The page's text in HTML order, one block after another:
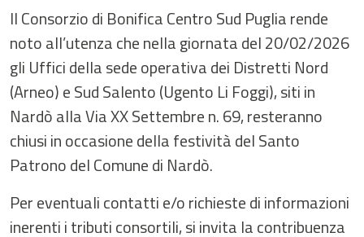
Il Consorzio di Bonifica Centro Sud Puglia rende
noto all’utenza che nella giornata del 20/02/2026
gli Uffici della sede operativa dei Distretti Nord
(Arneo) e Sud Salento (Ugento Li Foggi), siti in
Nardò alla Via XX Settembre n. 69, resteranno
chiusi in occasione della festività del Santo
Patrono del Comune di Nardò.
Per eventuali contatti e/o richieste di informazioni
inerenti i tributi consortili, si invita la contribuenza